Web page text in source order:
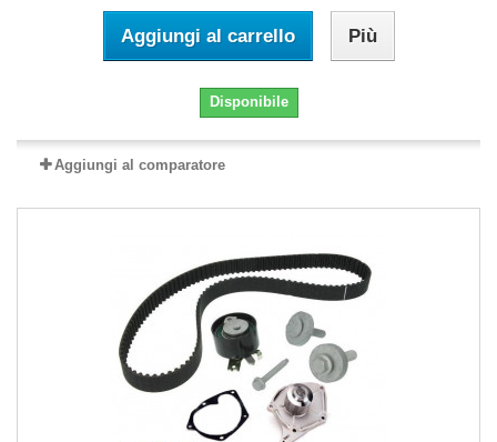
Aggiungi al carrello Più
Disponibile
Aggiungi al comparatore